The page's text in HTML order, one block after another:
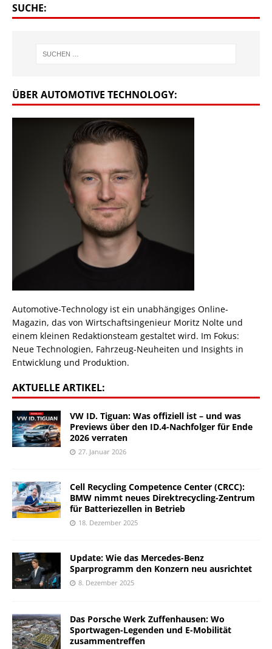
SUCHE:
ÜBER AUTOMOTIVE TECHNOLOGY:
Automotive-Technology ist ein unabhängiges Online-
Magazin, das von Wirtschaftsingenieur Moritz Nolte und
einem kleinen Redaktionsteam gestaltet wird. Im Fokus:
Neue Technologien, Fahrzeug-Neuheiten und Insights in
Entwicklung und Produktion.
AKTUELLE ARTIKEL:
VW ID. Tiguan: Was offiziell ist – und was
Previews über den ID.4-Nachfolger für Ende
2026 verraten
27. Januar 2026
Cell Recycling Competence Center (CRCC):
BMW nimmt neues Direktrecycling-Zentrum
für Batteriezellen in Betrieb
18. Dezember 2025
Update: Wie das Mercedes-Benz
Sparprogramm den Konzern neu ausrichtet
8. Dezember 2025
Das Porsche Werk Zuffenhausen: Wo
Sportwagen-Legenden und E-Mobilität
zusammentreffen